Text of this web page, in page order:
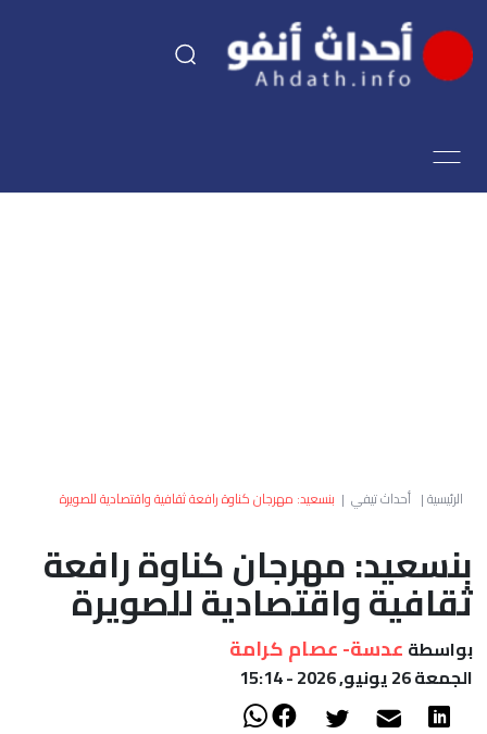
اقتصاد
العالم
أعمدة
الصحراء
الرئيسية| أحداث تيفي | بنسعيد: مهرجان كناوة رافعة ثقافية واقتصادية للصويرة
بنسعيد: مهرجان كناوة رافعة
ثقافية واقتصادية للصويرة
بواسطة عدسة- عصام كرامة
الجمعة 26 يونيو, 2026 - 15:14